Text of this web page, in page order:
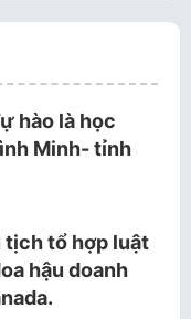
hào là học
Minh- tỉnh
tịch tổ hợp luật
hậu doanh